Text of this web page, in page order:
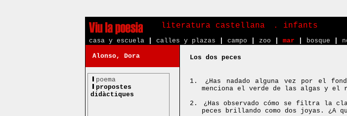
literatura castellana . infants
casa y escuela
calles y plazas campo zoo mar bosque
Alonso, Dora
poema
propostes
didàctiques
Los dos peces
1.
¿Has nadado alguna vez por el
menciona el verde de las algas y
2.
¿Has observado cómo se filtra la
peces brillando como dos joyas. ¿A